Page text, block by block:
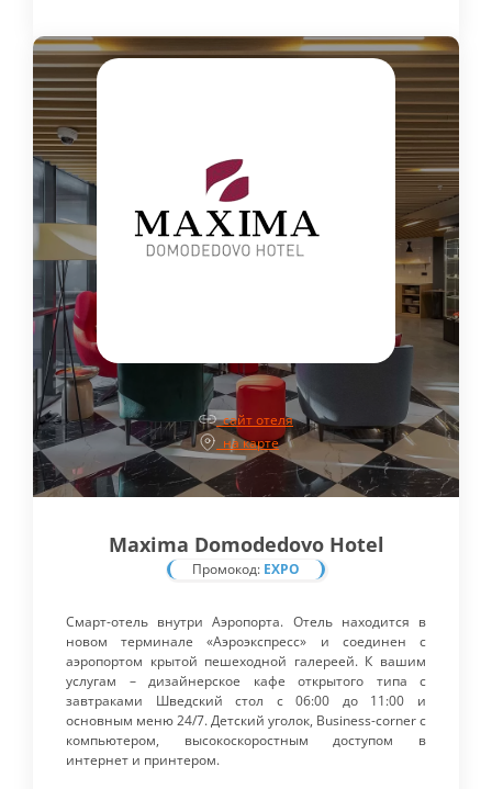
сайт отеля
на карте
Maxima Domodedovo Hotel
Промокод: EXPO
Cмарт-отель внутри Аэропорта. Отель находится в
новом терминале «Аэроэкспресс» и соединен с
аэропортом крытой пешеходной галереей. К вашим
услугам – дизайнерское кафе открытого типа с
завтраками Шведский стол с 06:00 до 11:00 и
основным меню 24/7. Детский уголок, Business-corner с
компьютером, высокоскоростным доступом в
интернет и принтером.